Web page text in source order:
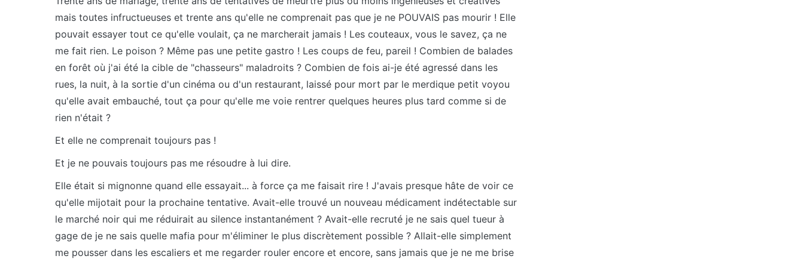
mais toutes infructueuses et trente ans qu'elle ne comprenait pas que je ne POUVAIS pas mourir ! Elle
pouvait essayer tout ce qu'elle voulait, ça ne marcherait jamais ! Les couteaux, vous le savez, ça ne
me fait rien. Le poison ? Même pas une petite gastro ! Les coups de feu, pareil ! Combien de balades
en forêt où j'ai été la cible de "chasseurs" maladroits ? Combien de fois ai-je été agressé dans les
rues, la nuit, à la sortie d'un cinéma ou d'un restaurant, laissé pour mort par le merdique petit voyou
qu'elle avait embauché, tout ça pour qu'elle me voie rentrer quelques heures plus tard comme si de
rien n'était ?
Et elle ne comprenait toujours pas !
Et je ne pouvais toujours pas me résoudre à lui dire.
Elle était si mignonne quand elle essayait... à force ça me faisait rire ! J'avais presque hâte de voir ce
qu'elle mijotait pour la prochaine tentative. Avait-elle trouvé un nouveau médicament indétectable sur
le marché noir qui me réduirait au silence instantanément ? Avait-elle recruté je ne sais quel tueur à
gage de je ne sais quelle mafia pour m'éliminer le plus discrètement possible ? Allait-elle simplement
me pousser dans les escaliers et me regarder rouler encore et encore, sans jamais que je ne me brise